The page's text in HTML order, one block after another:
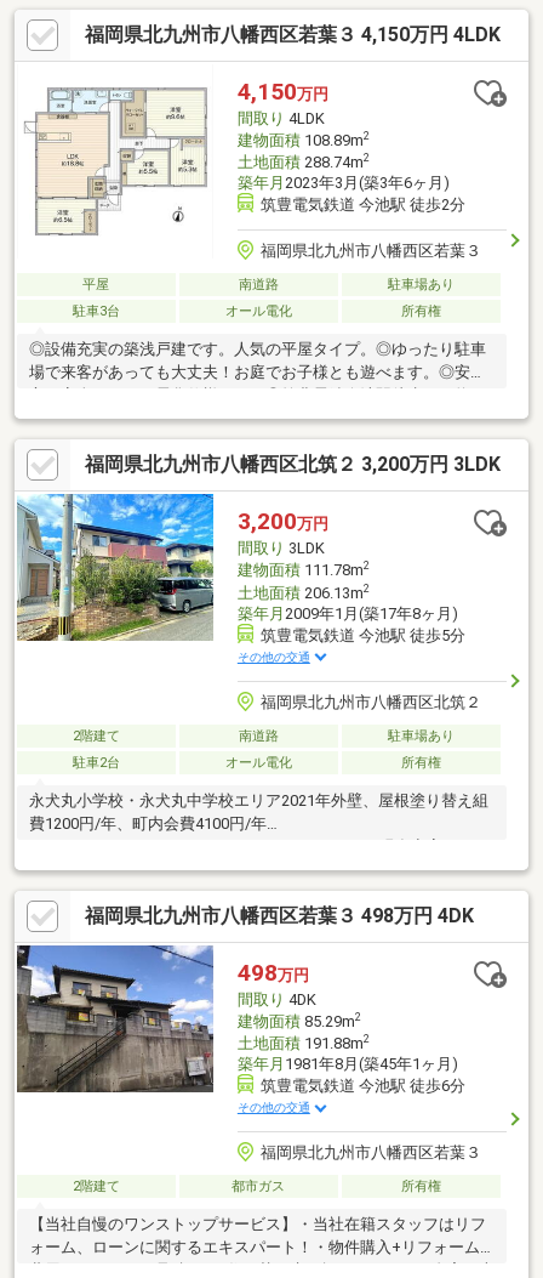
からは、リビングや洋室で過ごすお子様を見守れる間取りです☆
小さいお子様がいる世帯には嬉しいポイントですね○閑静な住宅
街にある落ち着いた住環境です○今池駅まで徒歩２分！交通の利
便性良好ですね【当社自慢のワンストップサービス】・当社在籍
スタッフはリフォーム、ローンに関するエキスパート！・物件購
入+リフォーム費用もまとめてお見積り♪
福岡県北九州市八幡西区若葉３ 4,150万円 4LDK
4,150万円
間取り 4LDK
建物面積108.89m2
土地面積288.74m2
築年月 2023年3月(築3年6ヶ月)
筑豊電気鉄道 今池駅 徒歩2分
福岡県北九州市八幡西区若葉３
平屋 南道路
駐車場あり
駐車3台
オール電化 所有権
◎設備充実の築浅戸建です。人気の平屋タイプ。◎ゆったり駐車
場で来客があっても大丈夫！お庭でお子様とも遊べます。◎安
120ｍ
福岡県北九州市八幡西区北筑２ 3,200万円 3LDK
3,200万円
間取り 3LDK
建物面積111.78m2
土地面積206.13m2
築年月 2009年1月(築17年8ヶ月)
筑豊電気鉄道 今池駅 徒歩5分
その他の交通
福岡県北九州市八幡西区北筑２
2階建て 南道路
駐車場あり
駐車2台
オール電化 所有権
永犬丸小学校・永犬丸中学校エリア2021年外壁、屋根塗り替え組
費1200円/年、町内会費4100円/年
日曜日・祝日の内覧も可能です。営業時間 10時～16時（休：水曜
日、第2、3火曜日） この時間帯はお電話でのお問い合わせがスム
ーズにご案内できます。右下の電話ボタンをタッチ！もしくはお
気軽にお電話ください 0120-210-
393━━━━━━━━━━━━━━━━━━━━━━□□
福岡県北九州市八幡西区若葉３ 498万円 4DK
498万円
間取り 4DK
建物面積85.29m2
土地面積191.88m2
築年月 1981年8月(築45年1ヶ月)
筑豊電気鉄道 今池駅 徒歩6分
その他の交通
福岡県北九州市八幡西区若葉３
2階建て 都市ガス 所有権
【当社自慢のワンストップサービス】・当社在籍スタッフはリフ
ォーム、ローンに関するエキスパート！・物件購入+リフォーム